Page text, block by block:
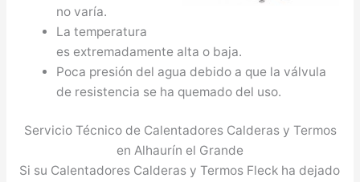
no varía.
La temperatura
es extremadamente alta o baja.
Poca presión del agua debido a que la válvula
de resistencia se ha quemado del uso.
Servicio Técnico de Calentadores Calderas y Termos
en Alhaurín el Grande
Si su Calentadores Calderas y Termos Fleck ha dejado